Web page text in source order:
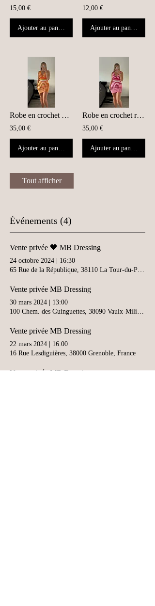
15,00 €
Ajouter au panier
12,00 €
Ajouter au panier
Robe en crochet orange
35,00 €
Ajouter au panier
Robe en crochet rose
35,00 €
Ajouter au panier
Tout afficher
Événements (4)
Vente privée 🖤 MB Dressing
24 octobre 2024
16:30
65 Rue de la République, 38110 La Tour-du-Pin,
Vente privée MB Dressing
30 mars 2024
13:00
100 Chem. des Guinguettes, 38090 Vaulx-Milieu,
Vente privée MB Dressing
22 mars 2024
16:00
16 Rue Lesdiguières, 38000 Grenoble, France
Vente privée MB Dressing